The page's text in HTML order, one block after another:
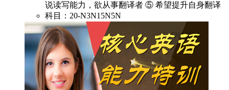
说读写能力，欲从事翻译者 ⑤ 希望提升自身翻译
科目：20-N3N15N5N